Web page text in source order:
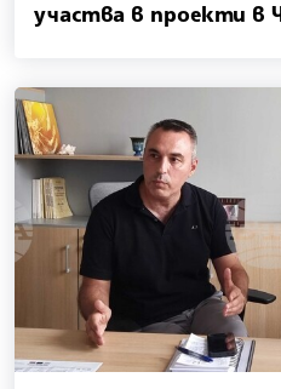
участва в проекти в